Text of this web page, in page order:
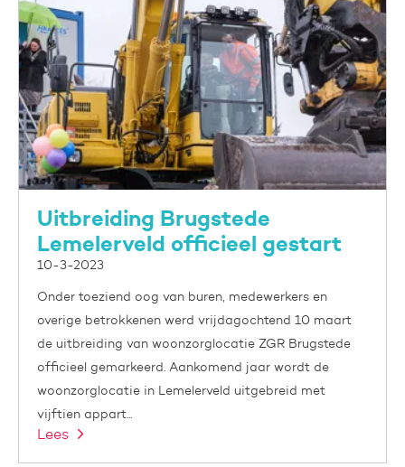
Uitbreiding Brugstede
Lemelerveld officieel gestart
10-3-2023
Onder toeziend oog van buren, medewerkers en
overige betrokkenen werd vrijdagochtend 10 maart
de uitbreiding van woonzorglocatie ZGR Brugstede
officieel gemarkeerd. Aankomend jaar wordt de
woonzorglocatie in Lemelerveld uitgebreid met
vijftien appart...
Lees